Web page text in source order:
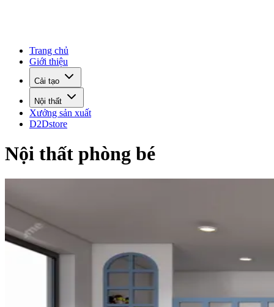
Trang chủ
Giới thiệu
Cải tạo
Nội thất
Xưởng sản xuất
D2Dstore
Nội thất phòng bé